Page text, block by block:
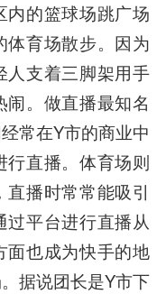
的篮球场跳广场
体育场散步。因为
人支着三脚架用手
。做直播最知名
常在Y市的商业中
行直播。体育场则
播时常常能吸引
平台进行直播从
面也成为快手的地
据说团长是Y市下